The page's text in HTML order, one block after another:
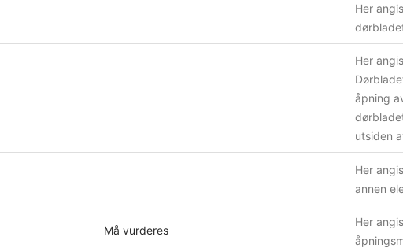
Her
Her
åpning
utsiden
Her
annen
Må vurderes
Her